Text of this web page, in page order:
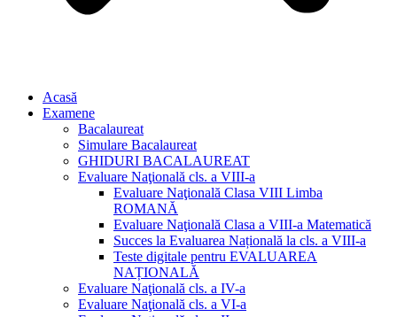
Acasă
Examene
Bacalaureat
Simulare Bacalaureat
GHIDURI BACALAUREAT
Evaluare Naţională cls. a VIII-a
Evaluare Naţională Clasa VIII Limba
ROMANĂ
Evaluare Naţională Clasa a VIII-a Matematică
Succes la Evaluarea Națională la cls. a VIII-a
Teste digitale pentru EVALUAREA
NAȚIONALĂ
Evaluare Naţională cls. a IV-a
Evaluare Naţională cls. a VI-a